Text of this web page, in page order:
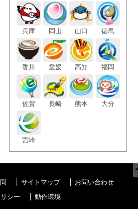
兵庫 岡山 山口 徳島
香川 愛媛 高知 福岡
佐賀 長崎 熊本 大分
宮崎
サイトマップ
お問い合わせ
シー 動作環境